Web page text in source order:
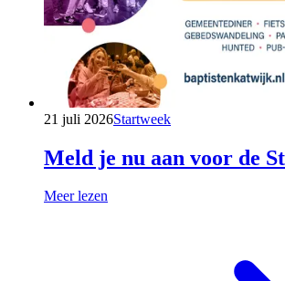
21 juli 2026Startweek
Meld je nu aan voor de
Meer lezen